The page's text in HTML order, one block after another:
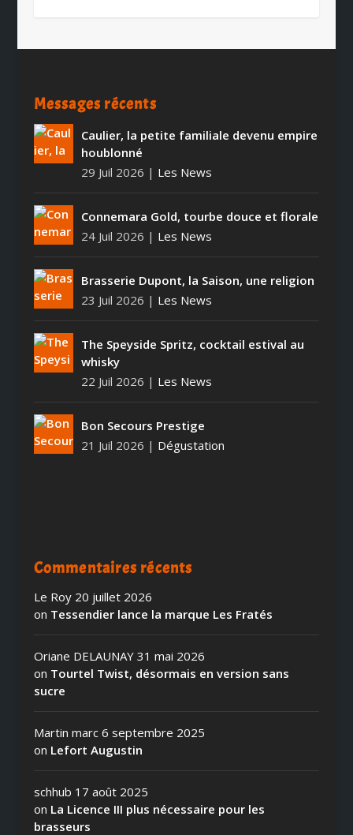
Messages récents
Caulier, la petite familiale devenu empire
houblonné
29 Juil 2026 | Les News
Connemara Gold, tourbe douce et florale
24 Juil 2026 | Les News
Brasserie Dupont, la Saison, une religion
23 Juil 2026 | Les News
The Speyside Spritz, cocktail estival au
whisky
22 Juil 2026 | Les News
Bon Secours Prestige
21 Juil 2026 | Dégustation
Commentaires récents
Le Roy 20 juillet 2026
on Tessendier lance la marque Les Fratés
Oriane DELAUNAY 31 mai 2026
on Tourtel Twist, désormais en version sans
sucre
Martin marc 6 septembre 2025
on Lefort Augustin
schhub 17 août 2025
on La Licence III plus nécessaire pour les
brasseurs